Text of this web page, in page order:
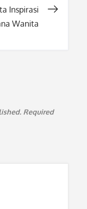
Inspirasi
Wanita
Required